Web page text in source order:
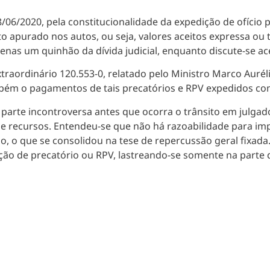
2020, pela constitucionalidade da expedição de ofício
nos autos, ou seja, valores aceitos expressa ou
um quinhão da dívida judicial, enquanto discute-se
120.553-0, relatado pelo Ministro Marco
o pagamentos de tais precatórios e RPV expedidos
incontroversa antes que ocorra o trânsito em
recursos. Entendeu-se que não há razoabilidade para
o que se consolidou na tese de repercussão geral
de precatório ou RPV, lastreando-se somente na parte